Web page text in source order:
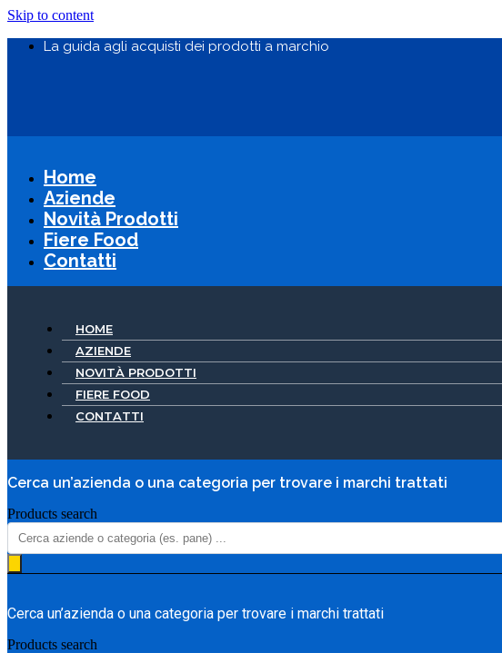
Skip to content
La guida agli acquisti dei prodotti a marchio
Home
Aziende
Novità Prodotti
Fiere Food
Contatti
HOME
AZIENDE
NOVITÀ PRODOTTI
FIERE FOOD
CONTATTI
Cerca un’azienda o una categoria per trovare i marchi trattati
Products search
Cerca un’azienda o una categoria per trovare i marchi trattati
Products search